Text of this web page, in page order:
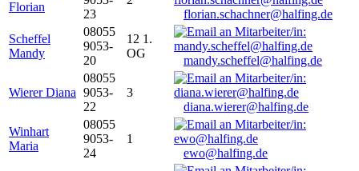
Florian
23
florian.schachner@halfing.de
Scheffel
Mandy
08055
9053-
20
12 1.
OG
mandy.scheffel@halfing.de
Wierer Diana
08055
9053-
22
3
diana.wierer@halfing.de
Winhart
Maria
08055
9053-
24
1
ewo@halfing.de